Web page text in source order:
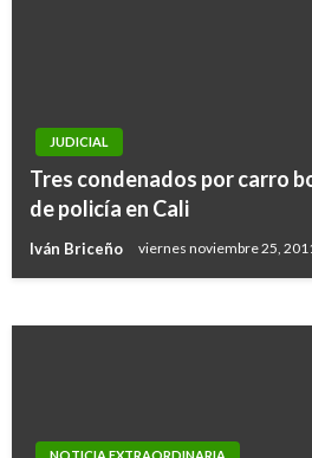
JUDICIAL
Tres condenados por carro
de policía en Cali
Iván Briceño viernes noviembre 25,
NOTICIA EXTRAORDINARIA